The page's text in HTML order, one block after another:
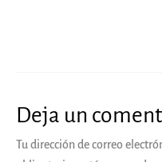
Deja un
Tu dirección de correo